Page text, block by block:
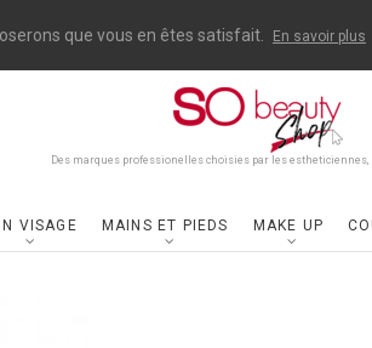
que vous en êtes satisfait. En savoir plus
Des marques professionelles choisies par les estheticiennes,
VISAGE MAINS ET PIEDS MAKE UP